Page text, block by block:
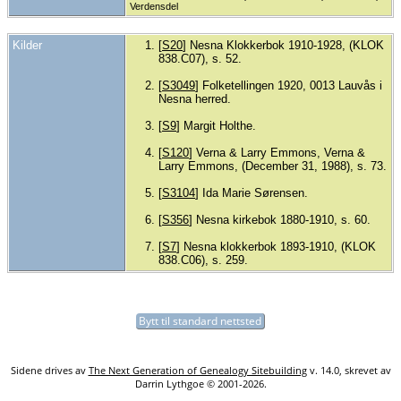
Verdensdel
Kilder [S20] Nesna Klokkerbok 1910-1928, (KLOK
838.C07), s. 52.
[S3049] Folketellingen 1920, 0013 Lauvås i
Nesna herred.
[S9] Margit Holthe.
[S120] Verna & Larry Emmons, Verna &
Larry Emmons, (December 31, 1988), s. 73.
[S3104] Ida Marie Sørensen.
[S356] Nesna kirkebok 1880-1910, s. 60.
[S7] Nesna klokkerbok 1893-1910, (KLOK
838.C06), s. 259.
Bytt til standard nettsted
Sidene drives av The Next Generation of Genealogy Sitebuildingv. 14.0, skrevet av
Darrin Lythgoe © 2001-2026.